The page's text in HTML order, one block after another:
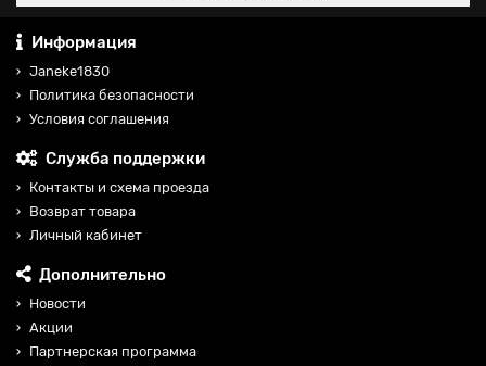
Информация
Janeke1830
Политика безопасности
Условия соглашения
Служба поддержки
Контакты и схема проезда
Возврат товара
Личный кабинет
Дополнительно
Новости
Акции
Партнерская программа